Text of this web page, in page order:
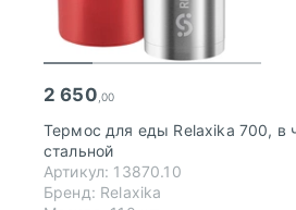
2 650 ,00
Термос для еды Relaxika 700, в
стальной
Артикул: 13870.10
Бренд: Relaxika